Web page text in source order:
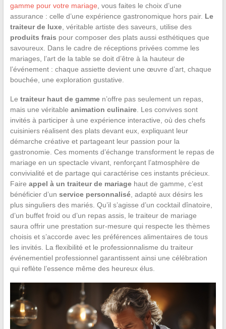
gamme pour votre mariage , vous faites le choix d’une
assurance : celle d’une expérience gastronomique hors pair. Le
traiteur de luxe, véritable artiste des saveurs, utilise des
produits frais pour composer des plats aussi esthétiques que
savoureux. Dans le cadre de réceptions privées comme les
mariages, l’art de la table se doit d’être à la hauteur de
l’événement : chaque assiette devient une œuvre d’art, chaque
bouchée, une exploration gustative.
Le traiteur haut de gammen’offre pas seulement un repas,
mais une véritable animation culinaire. Les convives sont
invités à participer à une expérience interactive, où des chefs
cuisiniers réalisent des plats devant eux, expliquant leur
démarche créative et partageant leur passion pour la
gastronomie. Ces moments d’échange transforment le repas de
mariage en un spectacle vivant, renforçant l’atmosphère de
convivialité et de partage qui caractérise ces instants précieux.
Faire appel à un traiteur de mariagehaut de gamme, c’est
bénéficier d’un service personnalisé, adapté aux désirs les
plus singuliers des mariés. Qu’il s’agisse d’un cocktail dînatoire,
d’un buffet froid ou d’un repas assis, le traiteur de mariage
saura offrir une prestation sur-mesure qui respecte les thèmes
choisis et s’accorde avec les préférences alimentaires de tous
les invités. La flexibilité et le professionnalisme du traiteur
événementiel professionnel garantissent ainsi une célébration
qui reflète l’essence même des heureux élus.